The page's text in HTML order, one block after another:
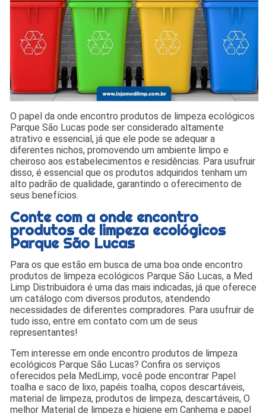
O papel da onde encontro produtos de limpeza ecológicos
Parque São Lucas pode ser considerado altamente
atrativo e essencial, já que ele pode se adequar a
diferentes nichos, promovendo um ambiente limpo e
cheiroso aos estabelecimentos e residências. Para usufruir
disso, é essencial que os produtos adquiridos tenham um
alto padrão de qualidade, garantindo o oferecimento de
seus benefícios.
Conte com a onde encontro
produtos de limpeza ecológicos
Parque São Lucas
Para os que estão em busca de uma boa onde encontro
produtos de limpeza ecológicos Parque São Lucas, a Med
Limp Distribuidora é uma das mais indicadas, já que oferece
um catálogo com diversos produtos, atendendo
necessidades de diferentes compradores. Para usufruir de
tudo isso, entre em contato com um de seus
representantes!
Tem interesse em onde encontro produtos de limpeza
ecológicos Parque São Lucas? Confira os serviços
oferecidos pela MedLimp, você pode encontrar Papel
toalha e saco de lixo, papéis toalha, copos descartáveis,
material de limpeza, produtos de limpeza, descartáveis, O
melhor Material de limpeza e higiene em Canhema e papel